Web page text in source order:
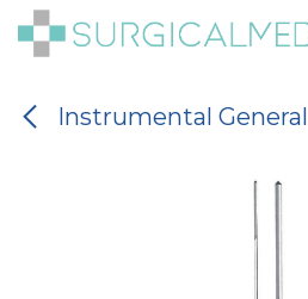
Ir al contenido
Instrumental General